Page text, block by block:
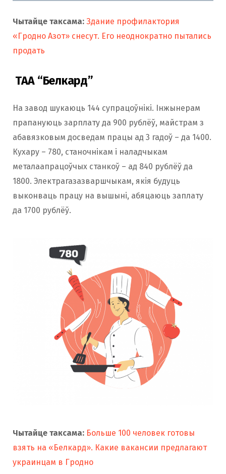
Чытайце таксама: Здание профилактория
«Гродно Азот» снесут. Его неоднократно пытались
продать
ТАА “Белкард”
На завод шукаюць 144 супрацоўнікі. Інжынерам
прапануюць зарплату да 900 рублёў, майстрам з
абавязковым досведам працы ад 3 гадоў – да 1400.
Кухару – 780, станочнікам і наладчыкам
металаапрацоўчых станкоў – ад 840 рублёў да
1800. Электрагазазваршчыкам, якія будуць
выконваць працу на вышыні, абяцаюць заплату
да 1700 рублёў.
Чытайце таксама: Больше 100 человек готовы
взять на «Белкард». Какие вакансии предлагают
украинцам в Гродно